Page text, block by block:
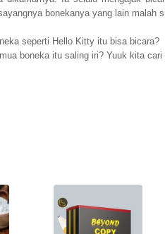
bonekanya yang lain malah
seperti Hello Kitty itu bisa bicara?
boneka itu saling iri? Yuuk kita